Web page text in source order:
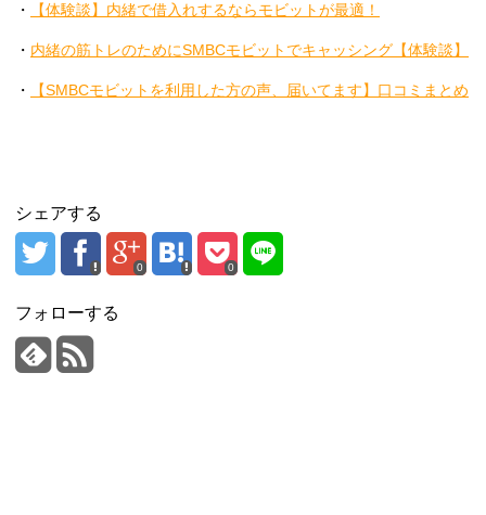
・ 【体験談】内緒で借入れするならモビットが最適！
・ 内緒の筋トレのためにSMBCモビットでキャッシング【体験談】
・ 【SMBCモビットを利用した方の声、届いてます】口コミまとめ
シェアする
0 0
フォローする